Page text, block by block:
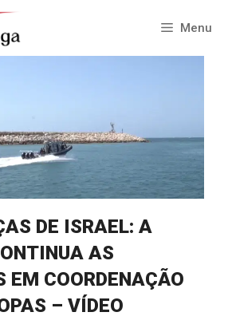
Menu
DE ISRAEL: A
AS
EM COORDENAÇÃO
– VÍDEO